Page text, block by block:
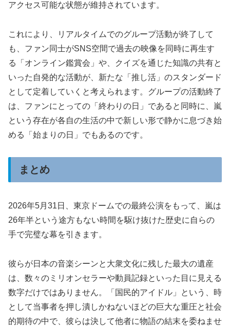
アクセス可能な状態が維持されています。
これにより、リアルタイムでのグループ活動が終了して
も、ファン同士がSNS空間で過去の映像を同時に再生す
る「オンライン鑑賞会」や、クイズを通じた知識の共有と
いった自発的な活動が、新たな「推し活」のスタンダード
として定着していくと考えられます。グループの活動終了
は、ファンにとっての「終わりの日」であると同時に、嵐
という存在が各自の生活の中で新しい形で静かに息づき始
める「始まりの日」でもあるのです。
まとめ
2026年5月31日、東京ドームでの最終公演をもって、嵐は
26年半という途方もない時間を駆け抜けた歴史に自らの
手で完璧な幕を引きます。
彼らが日本の音楽シーンと大衆文化に残した最大の遺産
は、数々のミリオンセラーや動員記録といった目に見える
数字だけではありません。「国民的アイドル」という、時
として当事者を押し潰しかねないほどの巨大な重圧と社会
的期待の中で、彼らは決して他者に物語の結末を委ねませ